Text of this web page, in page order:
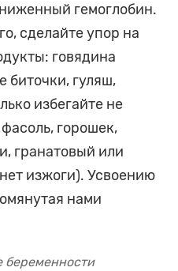
гемоглобин.
сделайте упор на
говядина
биточки, гуляш,
избегайте не
горошек,
гранатовый или
изжоги). Усвоению
нами
беременности